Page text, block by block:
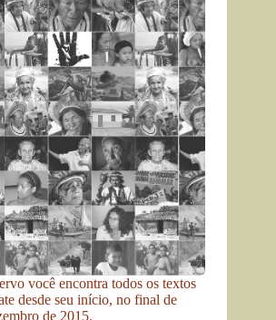
você encontra todos os textos
desde seu início, no final de
de 2015.